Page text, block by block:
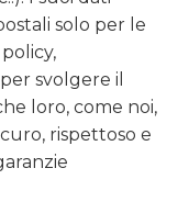
solo per le
svolgere il
loro, come noi,
rispettoso e